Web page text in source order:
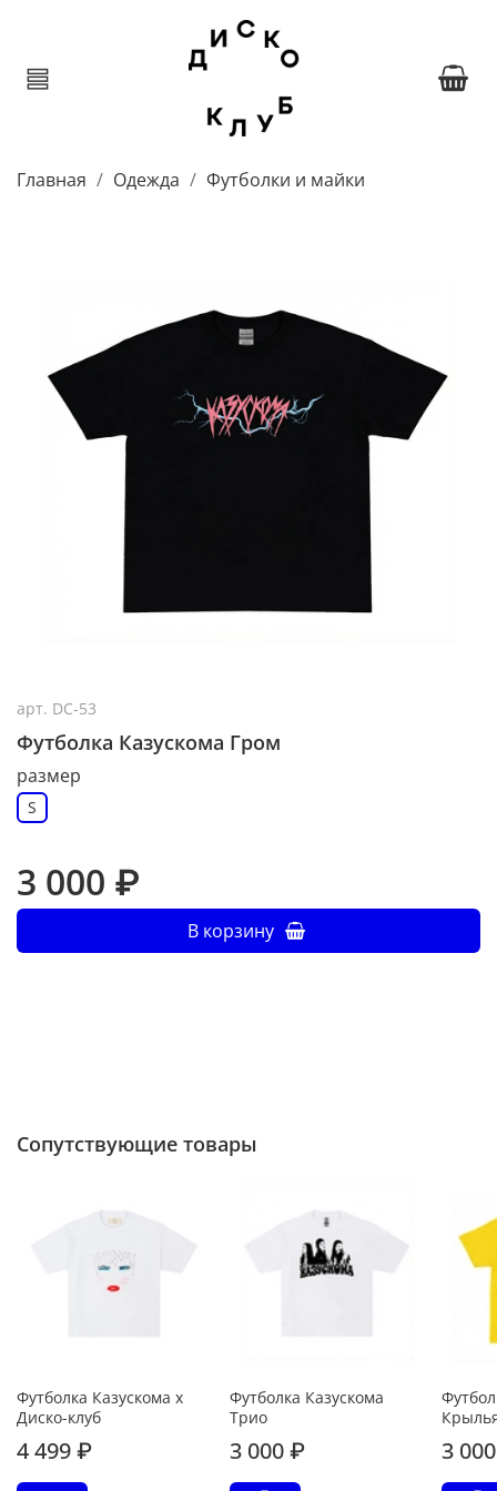
Главная Одежда Футболки и майки
арт. DC-53
Футболка Казускома Гром
размер
S
3 000 ₽
В корзину
Сопутствующие товары
Футболка Казускома x
Диско-клуб
4 499 ₽
Футболка Казускома
Трио
3 000 ₽ 3